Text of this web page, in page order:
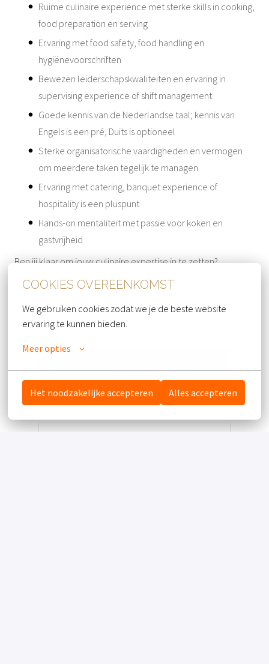
COOKIES OVEREENKOMST
We gebruiken cookies zodat we je de beste website
ervaring te kunnen bieden.
Meer opties
Het noodzakelijke accepteren Alles accepteren
Ruime culinaire experience met sterke skills in cooking,
food preparation en serving
Ervaring met food safety, food handling en
hygiënevoorschriften
Bewezen leiderschapskwaliteiten en ervaring in
supervising experience of shift management
Goede kennis van de Nederlandse taal; kennis van
Engels is een pré, Duits is optioneel
Sterke organisatorische vaardigheden en vermogen
om meerdere taken tegelijk te managen
Ervaring met catering, banquet experience of
hospitality is een pluspunt
Hands-on mentaliteit met passie voor koken en
gastvrijheid
Ben jij klaar om jouw culinaire expertise in te zetten?
of